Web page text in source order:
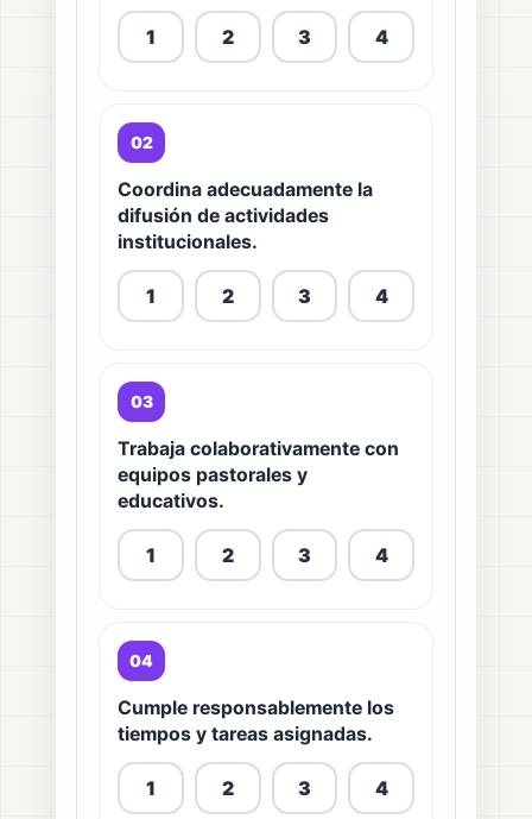
1 2 3 4
02
Coordina adecuadamente la
difusión de actividades
institucionales.
1 2 3 4
03
Trabaja colaborativamente con
equipos pastorales y
educativos.
1 2 3 4
04
Cumple responsablemente los
tiempos y tareas asignadas.
1 2 3 4